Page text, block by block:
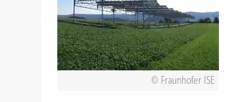
Fraunhofer ISE